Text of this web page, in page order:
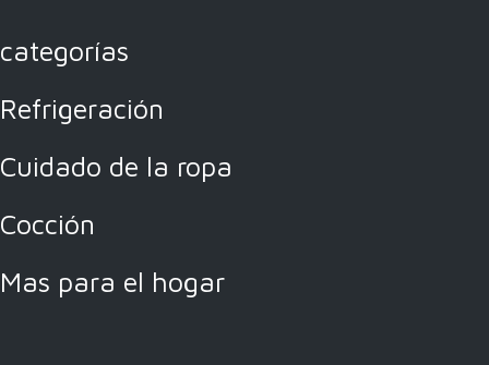
categorías
Refrigeración
Cuidado de la ropa
Cocción
Mas para el hogar